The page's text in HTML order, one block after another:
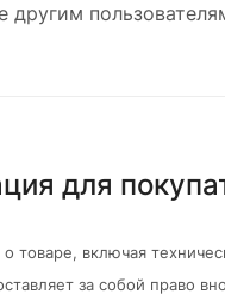
другим
для
товаре, включая
за собой право